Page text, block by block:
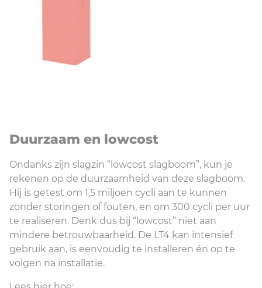
Duurzaam en lowcost
Ondanks zijn slagzin “lowcost slagboom”, kun je
rekenen op de duurzaamheid van deze slagboom.
Hij is getest om 1,5 miljoen cycli aan te kunnen
zonder storingen of fouten, en om 300 cycli per uur
te realiseren. Denk dus bij “lowcost” niet aan
mindere betrouwbaarheid. De LT4 kan intensief
gebruik aan, is eenvoudig te installeren én op te
volgen na installatie.